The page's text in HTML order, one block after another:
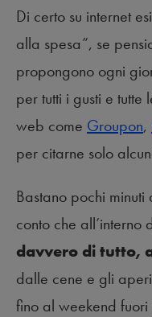
Di certo su internet
alla spesa”, se
propongono ogni
per tutti i gusti e tutte
web come Groupon,
per citarne solo
Bastano pochi
conto che all’interno
davvero di tutto,
dalle cene e gli
fino al weekend